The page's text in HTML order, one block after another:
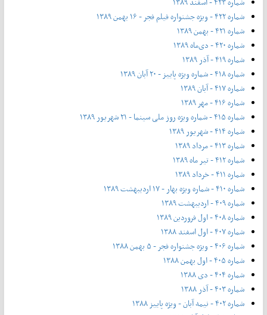
شماره ۴۲۲ - ویژه جشنواره فیلم فجر - ۱۶ بهمن ۱۳۸۹
شماره ۴۲۱ - بهمن ۱۳۸۹
شماره ۴۲۰ - دی‌ماه ۱۳۸۹
شماره ۴۱۹ - آذر ۱۳۸۹
شماره ۴۱۸ - شماره ویژه پاییز - ۲۰ آبان ۱۳۸۹
شماره ۴۱۷ - آبان ۱۳۸۹
شماره ۴۱۶ - مهر ۱۳۸۹
شماره ۴۱۵ - شماره ویژه روز ملی سینما - ۲۱ شهریور ۱۳۸۹
شماره ۴۱۴ - شهریور ۱۳۸۹
شماره ۴۱۳ - مرداد ۱۳۸۹
شماره ۴۱۲ - تیر ماه ۱۳۸۹
شماره ۴۱۱ - خرداد ۱۳۸۹
شماره ۴۱۰ - شماره ویژه بهار - ۱۷ اردیبهشت ۱۳۸۹
شماره ۴۰۹ - اردیبهشت ۱۳۸۹
شماره ۴۰۸ - اول فروردین ۱۳۸۹
شماره ۴۰۷ - اول اسفند ۱۳۸۸
شماره ۴۰۶ - ویژه جشنواره فجر - ۵ بهمن ۱۳۸۸
شماره ۴۰۵ - اول بهمن ۱۳۸۸
شماره ۴۰۴ - دی ۱۳۸۸
شماره ۴۰۳ - آذر ۱۳۸۸
شماره ۴۰۲ - نیمه آبان - ویژه پاییز ۱۳۸۸